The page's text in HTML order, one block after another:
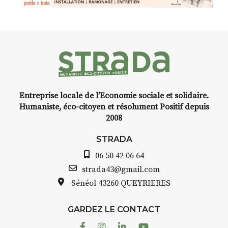
installation temporaire vous
INTERVIEW
avez ouvert une galerie à
Bernard TURLE Le Fumoir n’est
pas une galerie permanente.
AuzonToujoursorganise
dans le village
Entreprise locale de l’Economie sociale et solidaire.
Humaniste, éco-citoyen et résolument Positif depuis
2008
STRADA
06 50 42 06 64
strada43@gmail.com
Sénéol 43260 QUEYRIERES
GARDEZ LE CONTACT
FacebookInstagram
LinkedinYoutube